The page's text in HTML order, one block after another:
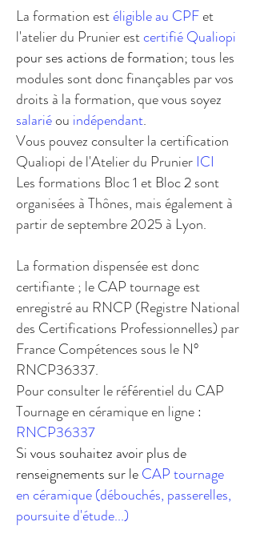
La formation estéligible au CPFet
l'atelier du Prunier estcertifié Qualiopi
pour ses actions de formation;tous les
modules sont donc finançables par vos
droits à la formation, que vous soyez
salariéou indépendant.
Vous pouvez consulter la certification
Qualiopi de l'Atelier du Prunier ICI
​Les formations Bloc 1 et Bloc 2 sont
organisées à Thônes, mais également à
partir de septembre 2025 à Lyon.
La formation dispensée est donc
certifiante ; le CAP tournage est
enregistré au RNCP (Registre National
des Certifications Professionnelles) par
France Compétences sous le N°
RNCP36337.
Pour consulter le référentiel du CAP
Tournage en céramique en ligne :
RNCP36337
Si vous souhaitez avoir plus de
renseignements sur leCAP tournage
en céramique (débouchés, passerelles,
poursuite d'étude...)